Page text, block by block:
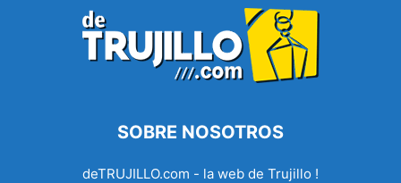
SOBRE NOSOTROS
deTRUJILLO.com - la web de Trujillo !